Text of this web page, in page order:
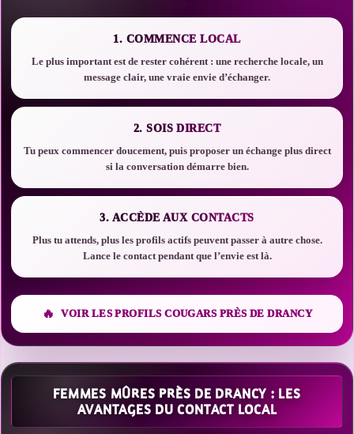
1. COMMENCE LOCAL
Le plus important est de rester cohérent : une recherche locale, un
message clair, une vraie envie d’échanger.
2. SOIS DIRECT
Tu peux commencer doucement, puis proposer un échange plus direct
si la conversation démarre bien.
3. ACCÈDE AUX CONTACTS
Plus tu attends, plus les profils actifs peuvent passer à autre chose.
Lance le contact pendant que l’envie est là.
VOIR LES PROFILS COUGARS PRÈS DE DRANCY
FEMMES MÛRES PRÈS DE DRANCY : LES
AVANTAGES DU CONTACT LOCAL